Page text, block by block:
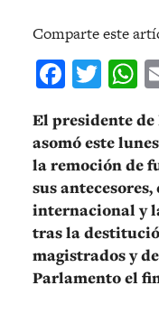
Comparte este
El presidente
asomó este
la remoción de
sus
internacional y
tras la
magistrados y
Parlamento el